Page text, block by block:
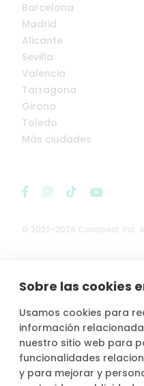
Sobre las cookies
Usamos cookies para
información
nuestro sitio web para
funcionalidades
y para mejorar y
© 2022-2026 Cocopool, Inc.
 Anfitriones
Barcelona
Madrid
Alicante
Sevilla
Valencia
Tarragona
Girona
Toledo
Más ciudades
*Actividad, con seguro
propietario, contratado por
GENERALES, S.A. de